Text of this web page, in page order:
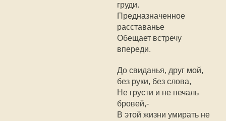
груди.
Предназначенное
расставанье
Обещает встречу
впереди.
До свиданья, друг мой,
без руки, без слова,
Не грусти и не печаль
бровей,-
В этой жизни умирать не